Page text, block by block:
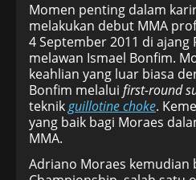
Momen penting dalam
melakukan debut MMA
4 September 2011 di ajang
melawan Ismael Bonfim.
keahlian yang luar biasa
Bonfim melalui first-round
teknikguillotine choke.
yang baik bagi Moraes
MMA.
Adriano Moraes kemudian